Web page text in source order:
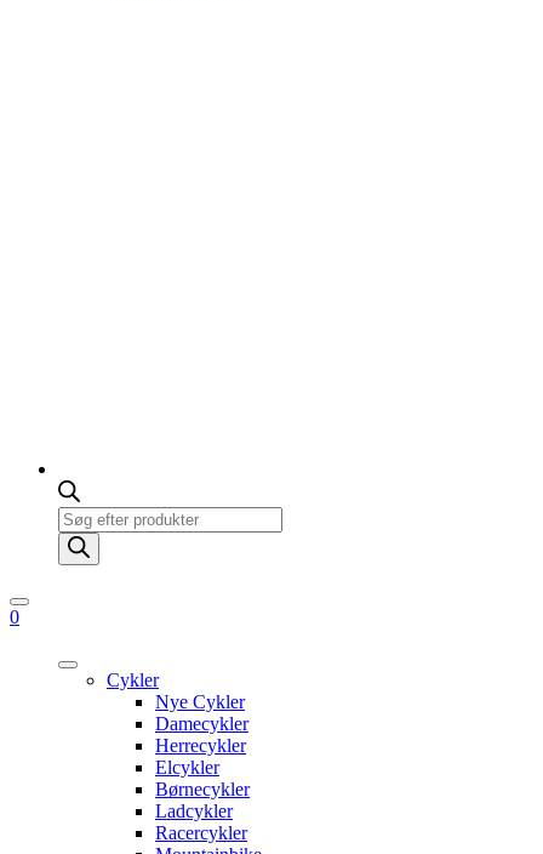
Products
search
0
Cykler
Nye Cykler
Damecykler
Herrecykler
Elcykler
Børnecykler
Ladcykler
Racercykler